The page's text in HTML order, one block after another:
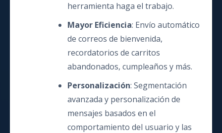
herramienta haga el trabajo.
Mayor Eficiencia: Envío automático
de correos de bienvenida,
recordatorios de carritos
abandonados, cumpleaños y más.
Personalización: Segmentación
avanzada y personalización de
mensajes basados en el
comportamiento del usuario y las